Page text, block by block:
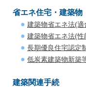
省エネ住宅・建築物
建築物省エネ法(適
建築物省エネ法(
長期優良住宅認定
低炭素建築物新築
建築関連手続